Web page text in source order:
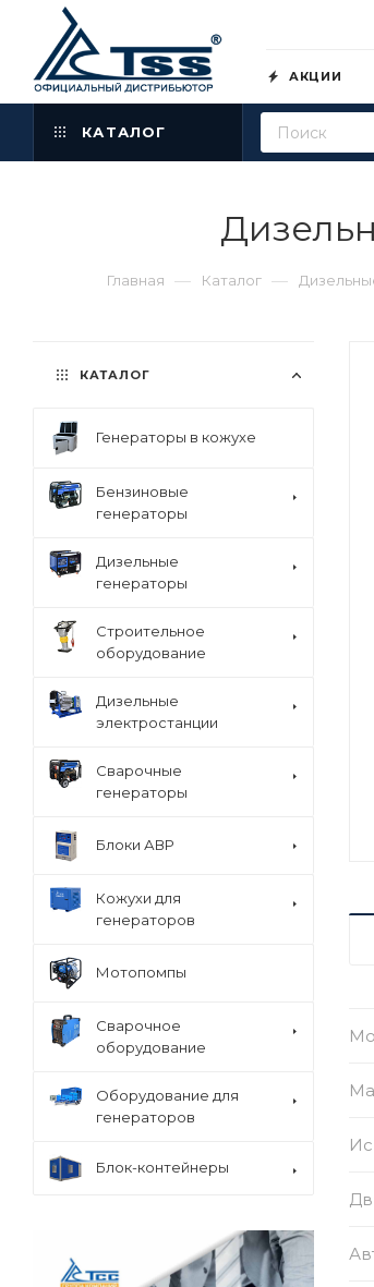
АКЦИИ
КАТАЛОГ
Главная — Каталог —
КАТАЛОГ
Генераторы в кожухе
Бензиновые
генераторы
Дизельные
генераторы
Строительное
оборудование
Дизельные
электростанции
Сварочные
генераторы
Блоки АВР
Кожухи для
генераторов
Мотопомпы
Сварочное
оборудование
Оборудование для
генераторов
Блок-контейнеры